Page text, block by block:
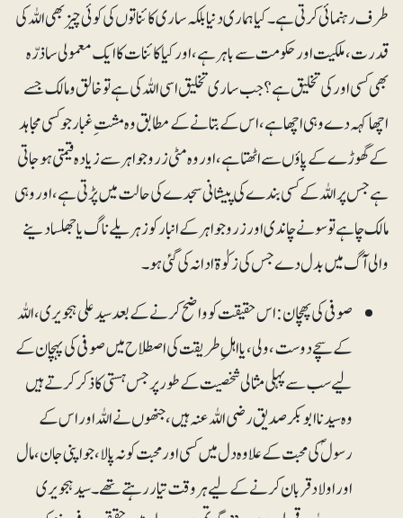
طرف رہنمائی کرتی ہے۔ کیا ہماری دنیا بلکہ ساری کائناتوں کی کوئی چیز بھی اللہ کی
قدرت، ملکیت اور حکومت سے باہر ہے، اور کیا کائنات کا ایک معمولی سا ذرّہ
بھی کسی اور کی تخلیق ہے؟ جب ساری تخلیق اسی اللہ کی ہے تو خالق و مالک جسے
اچھا کہہ دے وہی اچھا ہے، اس کے بتانے کے مطابق وہ مشتِ غبار جو کسی مجاہد
کے گھوڑے کے پاؤں سے اٹھتا ہے، اور وہ مٹی زروجواہر سے زیادہ قیمتی ہوجاتی
ہے جس پر اللہ کے کسی بندے کی پیشانی سجدے کی حالت میں پڑتی ہے، اور وہی
مالک چاہے تو سونے چاندی اور زروجواہر کے انبار کو زہریلے ناگ یا جھلسا دینے
والی آگ میں بدل دے جس کی زکوٰۃ ادا نہ کی گئی ہو۔
صوفی کی پھچان: اس حقیقت کو واضح کرنے کے بعد سید علی ہجویری، اللہ
کے سچے دوست، ولی، یا اہلِ طریقت کی اصطلاح میں صوفی کی پہچان کے
لیے سب سے پہلی مثالی شخصیت کے طور پر جس ہستی کا ذکر کرتے ہیں
وہ سیدنا ابوبکر صدیق رضی اللہ عنہ ہیں، جنھوں نے اللہ اور اس کے
رسولؐ کی محبت کے علاوہ دل میں کسی اور محبت کو نہ پالا، جو اپنی جان، مال
اور اولاد قربان کرنے کے لیے ہر وقت تیار رہتے تھے۔ سید ہجویری